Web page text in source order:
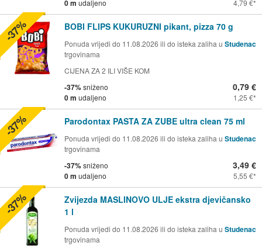
0 m udaljeno 4,79 €
BOBI FLIPS KUKURUZNI pikant, pizza 70 g
Ponuda vrijedi do 11.08.2026 ili do isteka zaliha u Studenac
trgovinama
CIJENA ZA 2 ILI VIŠE KOM
-37%sniženo
0 m udaljeno
0,79 €
1,25 €
-37%
Parodontax PASTA ZA ZUBE ultra clean 75 ml
Ponuda vrijedi do 11.08.2026 ili do isteka zaliha u Studenac
trgovinama
-37%sniženo
0 m udaljeno
3,49 €
5,55 €
-37%
Zvijezda MASLINOVO ULJE ekstra djevičansko
1 l
Ponuda vrijedi do 11.08.2026 ili do isteka zaliha u Studenac
trgovinama
-37%